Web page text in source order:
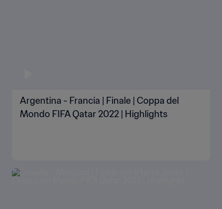
Argentina - Francia | Finale | Coppa del
Mondo FIFA Qatar 2022 | Highlights